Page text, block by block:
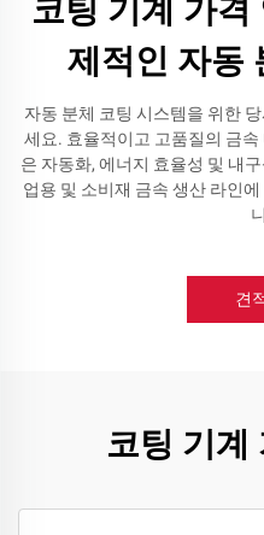
코팅 기계 가격
제적인 자동
자동 분체 코팅 시스템을 위한
세요. 효율적이고 고품질의 금
은 자동화, 에너지 효율성 및 내
업용 및 소비재 금속 생산 라인
견
코팅 기계